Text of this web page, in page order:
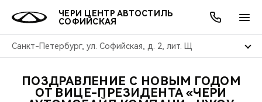
ЧЕРИ ЦЕНТР АВТОСТИЛЬ
СОФИЙСКАЯ
Санкт-Петербург, ул. Софийская, д. 2, лит. Щ
МОДЕЛИ
ПОКУПАТЕЛЯМ
ВЛАДЕЛЬЦАМ
МИР CHERY
АКЦИИ
ОНЛАЙН СЕРВИСЫ
О КОМПАНИИ
ПОЗДРАВЛЕНИЕ С НОВЫМ ГОДОМ
ОТ ВИЦЕ-ПРЕЗИДЕНТА «ЧЕРИ